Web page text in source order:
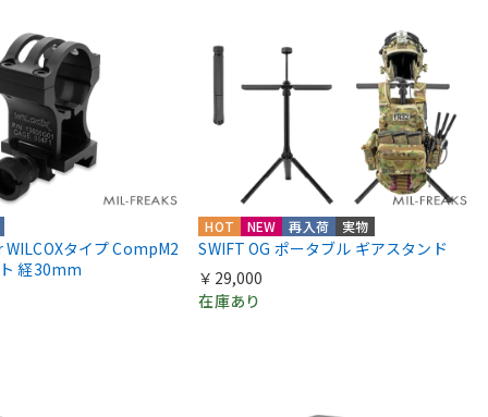
タイプ CompM2
経30mm
HOT NEW 再入荷 実物
SWIFT OG ポータブル ギアスタンド
￥29,000
在庫あり